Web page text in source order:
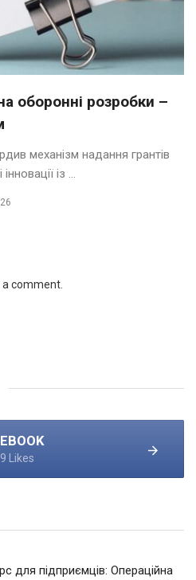
оборонні розробки –
механізм надання грантів
із ...
a comment.
Likes
для підприємців: Операційна